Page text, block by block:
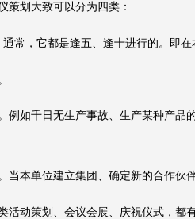
划大致可以分为四类：
，它都是逢五、逢十进行的。即在
如千日无生产事故、生产某种产品
单位建立集团、确定新的合作伙
动策划、会议会展、庆祝仪式，都